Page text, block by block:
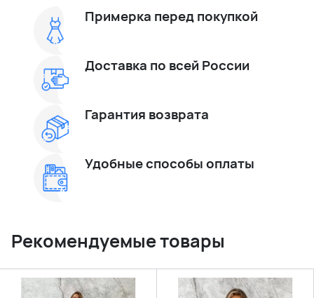
Примерка перед покупкой
Доставка по всей России
Гарантия возврата
Удобные способы оплаты
Рекомендуемые товары